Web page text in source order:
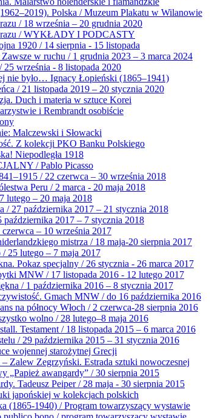
Polska / Muzeum Plakatu w Wilanowie
/ 18 września – 20 grudnia 2020
/ WYKŁADY I PODCASTY
1920 / 14 sierpnia - 15 listopada
w ruchu / 1 grudnia 2023 – 3 marca 2024
25 września - 8 listopada 2020
nie było… Ignacy Łopieński (1865–1941)
/ 21 listopada 2019 – 20 stycznia 2020
Duch i materia w sztuce Korei
i Rembrandt osobiście
Malczewski i Słowacki
Z kolekcji PKO Banku Polskiego
Niepodległa 1918
/ Pablo Picasso
/ 22 czerwca – 30 września 2018
Peru / 2 marca - 20 maja 2018
lutego – 20 maja 2018
/ 27 października 2017 – 21 stycznia 2018
października 2017 – 7 stycznia 2018
– 10 września 2017
mistrza / 18 maja-20 sierpnia 2017
25 lutego – 7 maja 2017
Pokaz specjalny / 26 stycznia - 26 marca 2017
MNW / 17 listopada 2016 - 12 lutego 2017
/ 1 października 2016 – 8 stycznia 2017
Gmach MNW / do 16 października 2016
na północy Włoch / 2 czerwca-28 sierpnia 2016
wolno / 28 lutego–8 maja 2016
Testament / 18 listopada 2015 – 6 marca 2016
/ 29 października 2015 – 31 stycznia 2016
wojennej starożytnej Grecji
– Zalew Zegrzyński. Estrada sztuki nowoczesnej
„Papież awangardy” / 30 sierpnia 2015
Tadeusz Peiper / 28 maja - 30 sierpnia 2015
japońskiej w kolekcjach polskich
(1865-1940) / Program towarzyszący wystawie